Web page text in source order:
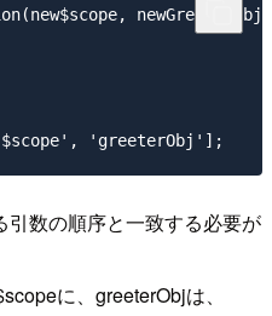
数の順序と一致する必要が
に、greeterObjは、